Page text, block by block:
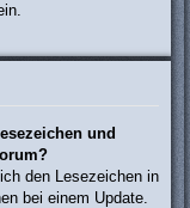
und
den Lesezeichen in
bei einem Update.